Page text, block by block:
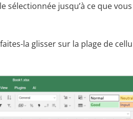
sélectionnée jusqu’à ce que
la glisser sur la plage de